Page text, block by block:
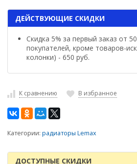
ДЕЙСТВУЮЩИЕ СКИДКИ
Скидка 5% за первый заказ от
покупателей, кроме товаров-
колонки) - 650 руб.
К сравнению В избранное
Категории: радиаторы Lemax
ДОСТУПНЫЕ СКИДКИ